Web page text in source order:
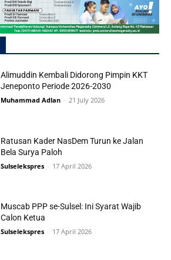
Alimuddin Kembali Didorong Pimpin KKT
Jeneponto Periode 2026-2030
Muhammad Adlan - 21 July 2026
Ratusan Kader NasDem Turun ke Jalan
Bela Surya Paloh
Sulselekspres - 17 April 2026
Muscab PPP se-Sulsel: Ini Syarat Wajib
Calon Ketua
Sulselekspres - 17 April 2026